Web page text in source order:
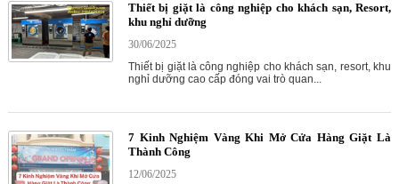
Thiết bị giặt là công nghiệp cho khách sạn, Resort,
khu nghỉ dưỡng
30/06/2025
Thiết bị giặt là công nghiệp cho khách sạn, resort, khu
nghỉ dưỡng cao cấp đóng vai trò quan...
7 Kinh Nghiệm Vàng Khi Mở Cửa Hàng Giặt Là
Thành Công
12/06/2025